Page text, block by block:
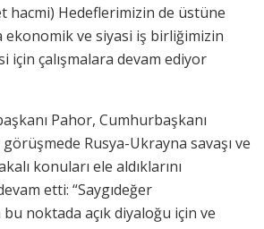
hacmi) Hedeflerimizin de üstüne
ekonomik ve siyasi iş birliğimizin
için çalışmalara devam ediyor
Pahor, Cumhurbaşkanı
görüşmede Rusya-Ukrayna savaşı ve
konuları ele aldıklarını
etti: “Saygıdeğer
noktada açık diyaloğu için ve